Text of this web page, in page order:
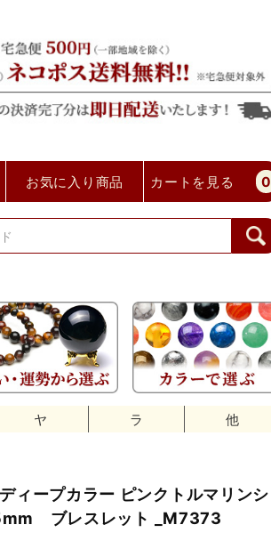
お気に入り商品 カートを見る 0
ヤ ラ 他
ディープカラー ピンクトルマリンシ
ブレスレット _M7373